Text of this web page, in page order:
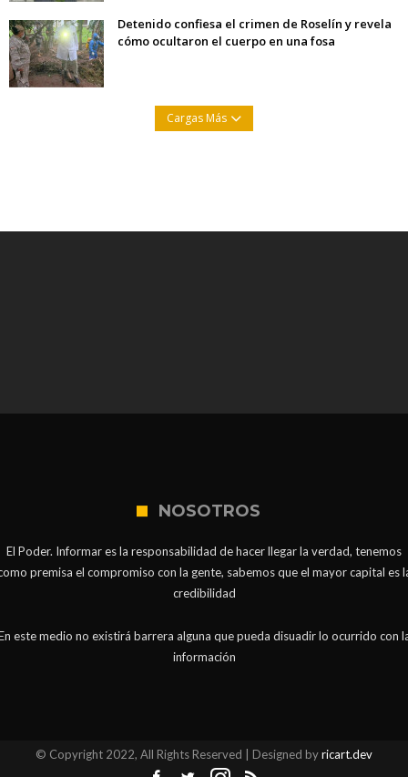
Detenido confiesa el crimen de Roselín y revela
cómo ocultaron el cuerpo en una fosa
Cargas Más
NOSOTROS
El Poder. Informar es la responsabilidad de hacer llegar la verdad, tenemos
premisa el compromiso con la gente, sabemos que el mayor capital es
credibilidad
este medio no existirá barrera alguna que pueda disuadir lo ocurrido con
información
© Copyright 2022, All Rights Reserved | Designed byricart.dev